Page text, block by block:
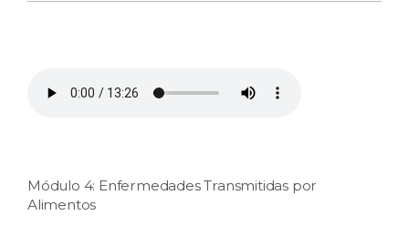
Módulo 4: Enfermedades Transmitidas por
Alimentos